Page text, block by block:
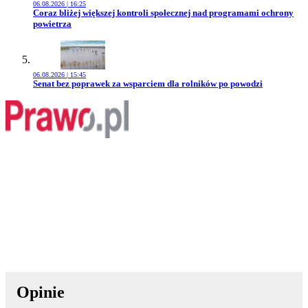
06.08.2026 | 16:25
Przejdź do artykułu:
Coraz bliżej większej kontroli społecznej nad programami ochrony
powietrza
06.08.2026 | 15:45
Przejdź do artykułu:
Senat bez poprawek za wsparciem dla rolników po powodzi
Opinie